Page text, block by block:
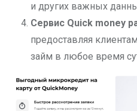
и других важных
Сервис Quick money
предоставляя
займ в любое время